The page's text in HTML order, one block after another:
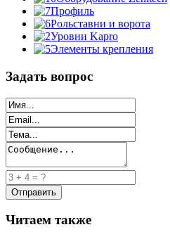
Профиль
Рольставни и ворота
Уровни Kapro
Элементы крепления
Задать вопрос
Читаем также